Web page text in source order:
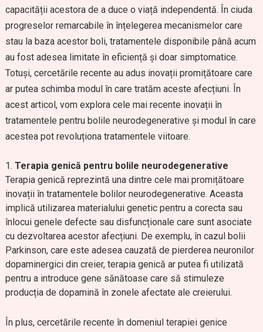
capacității acestora de a duce o viață independentă. În ciuda
progreselor remarcabile în înțelegerea mecanismelor care
stau la baza acestor boli, tratamentele disponibile până acum
au fost adesea limitate în eficiență și doar simptomatice.
Totuși, cercetările recente au adus inovații promițătoare care
ar putea schimba modul în care tratăm aceste afecțiuni. În
acest articol, vom explora cele mai recente inovații în
tratamentele pentru bolile neurodegenerative și modul în care
acestea pot revoluționa tratamentele viitoare.
Terapia genică pentru bolile neurodegenerative
Terapia genică reprezintă una dintre cele mai promițătoare
inovații în tratamentele bolilor neurodegenerative. Aceasta
implică utilizarea materialului genetic pentru a corecta sau
înlocui genele defecte sau disfuncționale care sunt asociate
cu dezvoltarea acestor afecțiuni. De exemplu, în cazul bolii
Parkinson, care este adesea cauzată de pierderea neuronilor
dopaminergici din creier, terapia genică ar putea fi utilizată
pentru a introduce gene sănătoase care să stimuleze
producția de dopamină în zonele afectate ale creierului.
În plus, cercetările recente în domeniul terapiei genice